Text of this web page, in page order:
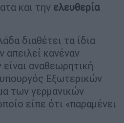
και την ελευθερία
διαθέτει τα ίδια
απειλεί κανέναν
αναθεωρητική
Εξωτερικών
των γερμανικών
είπε ότι «παραμένει